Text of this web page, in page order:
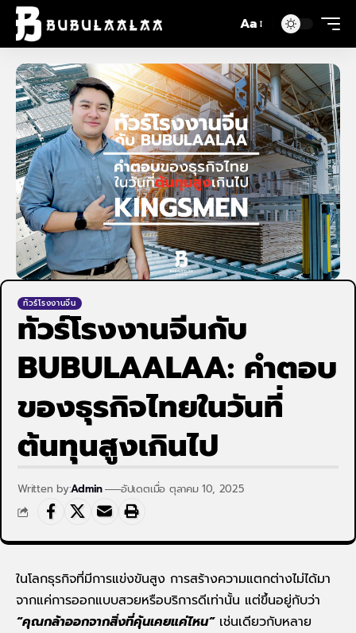
Aa
ทัวร์โรงงานจีน
ทัวร์โรงงานจีนกับ
BUBULAALAA: คำตอบ
ของธุรกิจไทยในวันที่
ต้นทุนสูงเกินไป
Written by:Admin อัปเดตเมื่อ ตุลาคม 10, 2025
ในโลกธุรกิจที่มีการแข่งขันสูง การสร้างความแตกต่างไม่ได้มา
จากแค่การออกแบบสวยหรือบริการดีเท่านั้น แต่ขึ้นอยู่กับว่า
“คุณกล้าออกจากสิ่งที่คุ้นเคยแค่ไหน”เช่นเดียวกับหลาย